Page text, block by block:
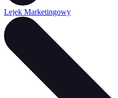
Lejek Marketingowy